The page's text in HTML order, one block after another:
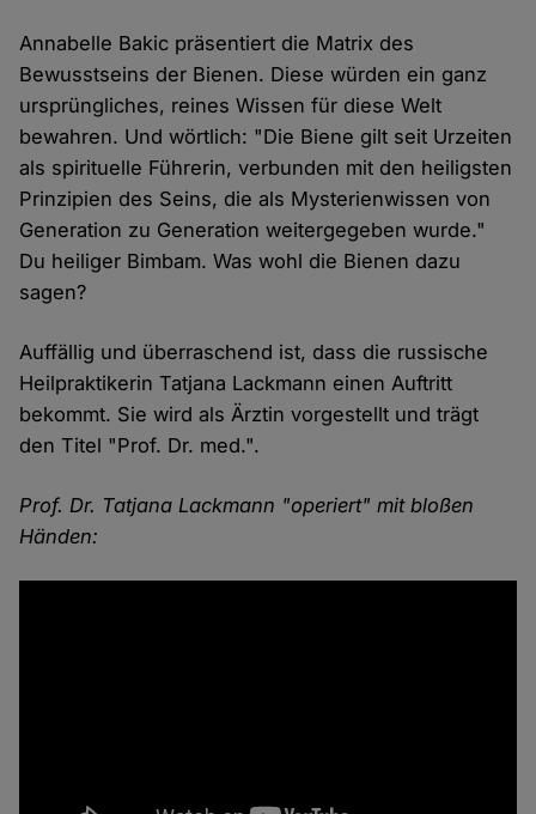
Annabelle Bakic präsentiert die Matrix des
Bewusstseins der Bienen. Diese würden ein ganz
ursprüngliches, reines Wissen für diese Welt
bewahren. Und wörtlich: "Die Biene gilt seit Urzeiten
als spirituelle Führerin, verbunden mit den heiligsten
Prinzipien des Seins, die als Mysterienwissen von
Generation zu Generation weitergegeben wurde."
Du heiliger Bimbam. Was wohl die Bienen dazu
sagen?
Auffällig und überraschend ist, dass die russische
Heilpraktikerin Tatjana Lackmann einen Auftritt
bekommt. Sie wird als Ärztin vorgestellt und trägt
den Titel "Prof. Dr. med.".
Prof. Dr. Tatjana Lackmann "operiert" mit bloßen
Händen: